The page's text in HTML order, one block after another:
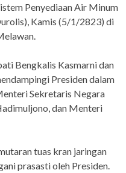
Penyediaan Air Minum
Kamis (5/1/2823) di
Bengkalis Kasmarni dan
Presiden dalam
Sekretaris Negara
dan Menteri
tuas kran jaringan
prasasti oleh Presiden.